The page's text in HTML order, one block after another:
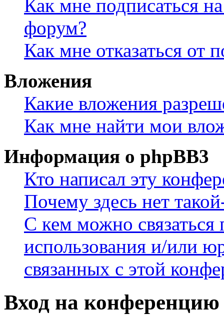
Как мне подписаться
форум?
Как мне отказаться от
Вложения
Какие вложения
Как мне найти мои
Информация о phpBB3
Кто написал эту
Почему здесь нет
С кем можно связаться
использования и/или
связанных с этой
Вход на конференцию